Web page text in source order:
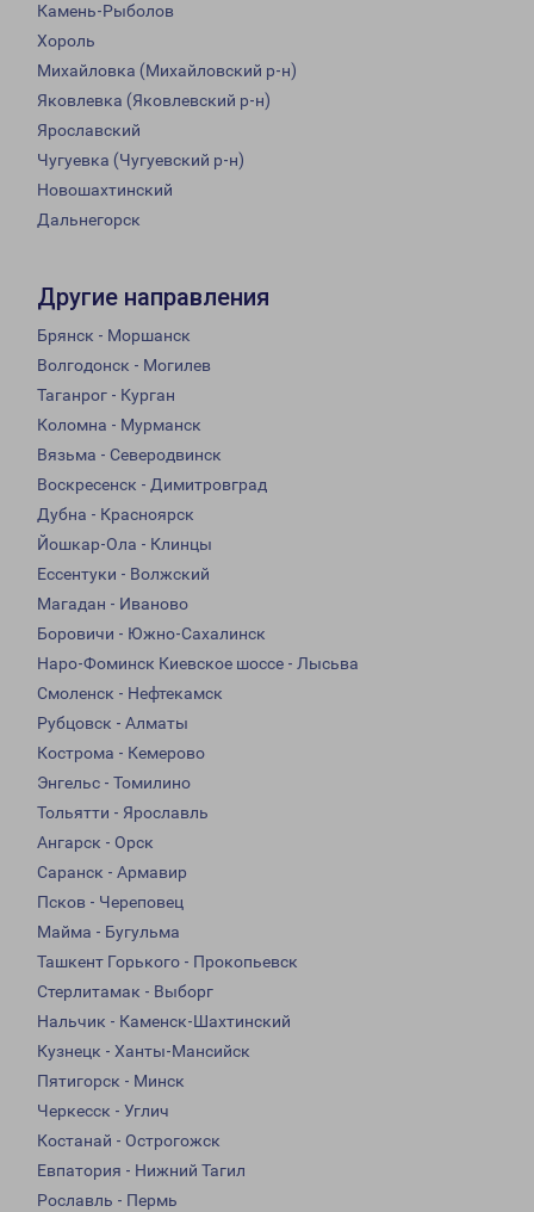
Камень-Рыболов
Хороль
Михайловка (Михайловский р-н)
Яковлевка (Яковлевский р-н)
Ярославский
Чугуевка (Чугуевский р-н)
Новошахтинский
Дальнегорск
Другие направления
Брянск - Моршанск
Волгодонск - Могилев
Таганрог - Курган
Коломна - Мурманск
Вязьма - Северодвинск
Воскресенск - Димитровград
Дубна - Красноярск
Йошкар-Ола - Клинцы
Ессентуки - Волжский
Магадан - Иваново
Боровичи - Южно-Сахалинск
Наро-Фоминск Киевское шоссе - Лысьва
Смоленск - Нефтекамск
Рубцовск - Алматы
Кострома - Кемерово
Энгельс - Томилино
Тольятти - Ярославль
Ангарск - Орск
Саранск - Армавир
Псков - Череповец
Майма - Бугульма
Ташкент Горького - Прокопьевск
Стерлитамак - Выборг
Нальчик - Каменск-Шахтинский
Кузнецк - Ханты-Мансийск
Пятигорск - Минск
Черкесск - Углич
Костанай - Острогожск
Евпатория - Нижний Тагил
Рославль - Пермь